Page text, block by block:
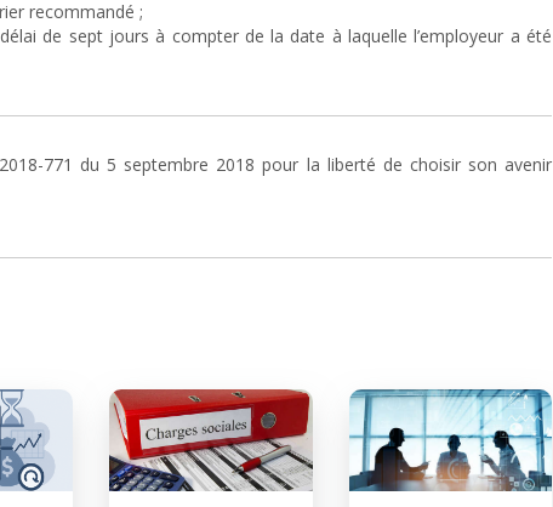
recommandé ;
de sept jours à compter de la date à laquelle l’employeur a été
771 du 5 septembre 2018 pour la liberté de choisir son avenir